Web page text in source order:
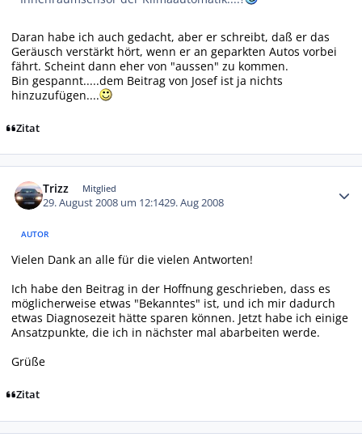
Daran habe ich auch gedacht, aber er schreibt, daß er das
Geräusch verstärkt hört, wenn er an geparkten Autos vorbei
fährt. Scheint dann eher von "aussen" zu kommen.
Bin gespannt.....dem Beitrag von Josef ist ja nichts
hinzuzufügen....
Zitat
Trizz Mitglied
29. August 2008 um 12:1429. Aug 2008
AUTOR
Vielen Dank an alle für die vielen Antworten!
Ich habe den Beitrag in der Hoffnung geschrieben, dass es
möglicherweise etwas "Bekanntes" ist, und ich mir dadurch
etwas Diagnosezeit hätte sparen können. Jetzt habe ich einige
Ansatzpunkte, die ich in nächster mal abarbeiten werde.
Grüße
Zitat